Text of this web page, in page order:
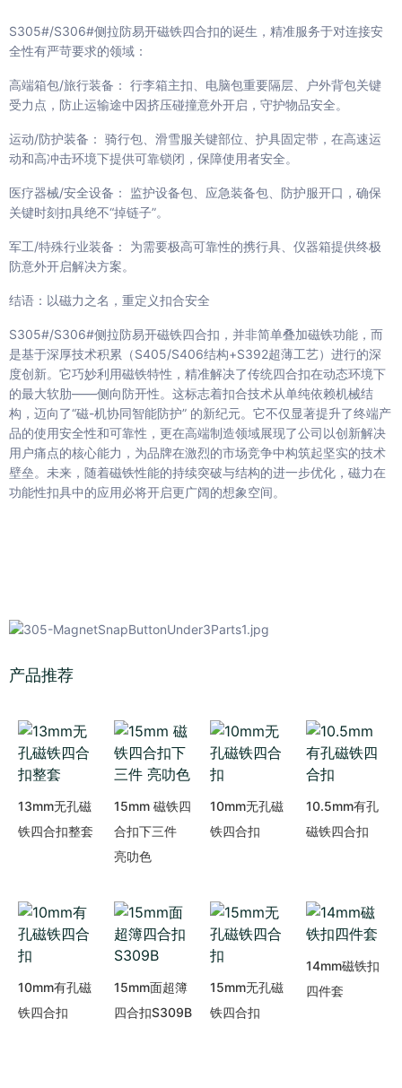
S305#/S306#侧拉防易开磁铁四合扣的诞生，精准服务于对连接安
全性有严苛要求的领域：
高端箱包/旅行装备： 行李箱主扣、电脑包重要隔层、户外背包关键
受力点，防止运输途中因挤压碰撞意外开启，守护物品安全。
运动/防护装备： 骑行包、滑雪服关键部位、护具固定带，在高速运
动和高冲击环境下提供可靠锁闭，保障使用者安全。
医疗器械/安全设备： 监护设备包、应急装备包、防护服开口，确保
关键时刻扣具绝不“掉链子”。
军工/特殊行业装备： 为需要极高可靠性的携行具、仪器箱提供终极
防意外开启解决方案。
结语：以磁力之名，重定义扣合安全
S305#/S306#侧拉防易开磁铁四合扣，并非简单叠加磁铁功能，而
是基于深厚技术积累（S405/S406结构+S392超薄工艺）进行的深
度创新。它巧妙利用磁铁特性，精准解决了传统四合扣在动态环境下
的最大软肋——侧向防开性。这标志着扣合技术从单纯依赖机械结
构，迈向了“磁-机协同智能防护” 的新纪元。它不仅显著提升了终端产
品的使用安全性和可靠性，更在高端制造领域展现了公司以创新解决
用户痛点的核心能力，为品牌在激烈的市场竞争中构筑起坚实的技术
壁垒。未来，随着磁铁性能的持续突破与结构的进一步优化，磁力在
功能性扣具中的应用必将开启更广阔的想象空间。
产品推荐
13mm无孔磁
铁四合扣整套
15mm 磁铁四
合扣下三件
亮叻色
10mm无孔磁
铁四合扣
10.5mm有孔
磁铁四合扣
10mm有孔磁
铁四合扣
15mm面超簿
四合扣S309B
15mm无孔磁
铁四合扣
14mm磁铁扣
四件套